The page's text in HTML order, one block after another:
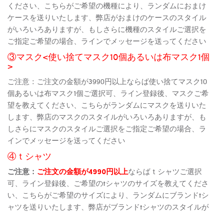
ください、こちらがご希望の機種により、ランダムにおまけ
ケースを送りいたします、弊店がおまけのケースのスタイル
がいろいろありますが、もしさらに機種のスタイルご選択を
ご指定ご希望の場合、ラインでメッセージを送ってください
③マスク<使い捨てマスク10個あるいは布マスク1個
>
ご注意：ご注文の金額が3990円以上ならば使い捨てマスク10
個あるいは布マスク1個ご選択可、ライン登録後、マスクご希
望を教えてください、こちらがランダムにマスクを送りいた
します、弊店のマスクのスタイルがいろいろありますが、も
しさらにマスクのスタイルご選択をご指定ご希望の場合、ラ
インでメッセージを送ってください
④ｔシャツ
ご注意： ご注文の金額が4990円以上ならばｔシャツご選択
可、ライン登録後、ご希望のtシャツのサイズを教えてくださ
い、こちらがご希望のサイズにより、ランダムにブランドtシ
ャツを送りいたします、弊店がブランドtシャツのスタイルが